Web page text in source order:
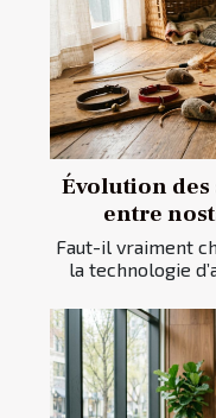
Évolution des
entre
Faut-il vraiment
la technologie